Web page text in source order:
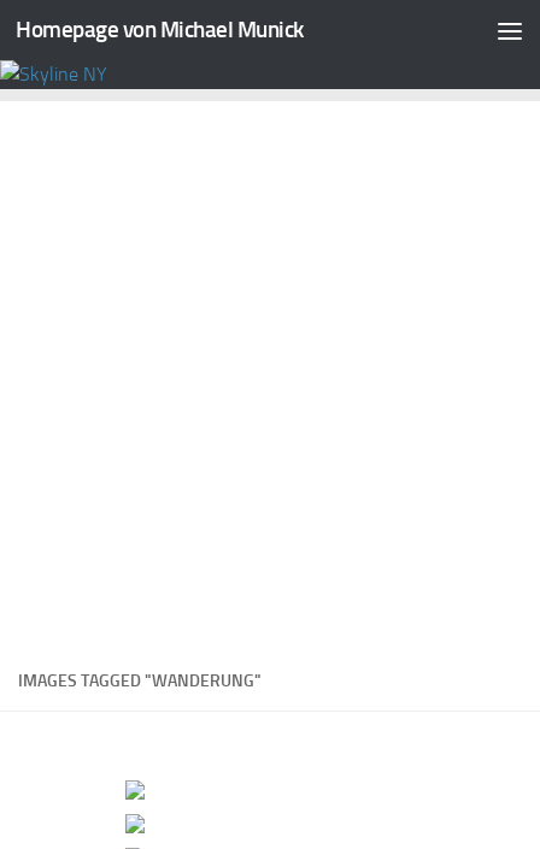
Zum Inhalt springen
Homepage von Michael Munick
IMAGES TAGGED "WANDERUNG"